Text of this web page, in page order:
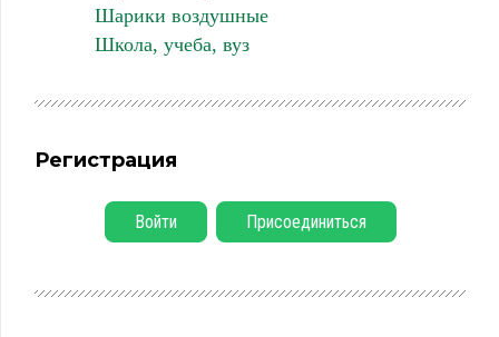
Шарики воздушные
Школа, учеба, вуз
Регистрация
Войти Присоединиться